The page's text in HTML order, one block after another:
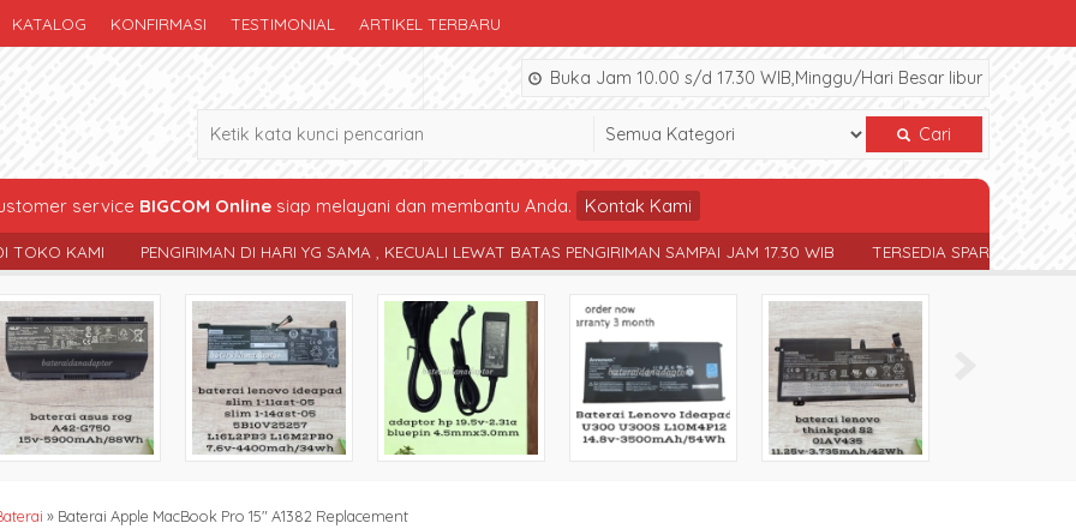
KATALOG KONFIRMASI TESTIMONIAL ARTIKEL TERBARU
Buka Jam 10.00 s/d 17.30 WIB,Minggu/Hari Besar libur
Cari
service BIGCOM Onlinesiap melayani dan membantu Anda. Kontak Kami
DI HARI YG SAMA , KECUALI LEWAT BATAS PENGIRIMAN SAMPAI JAM 17.30 WIB TERSEDIA SPAREPART NOTEBOOK BERBAGAI TYPE
» Baterai Apple MacBook Pro 15″ A1382 Replacement